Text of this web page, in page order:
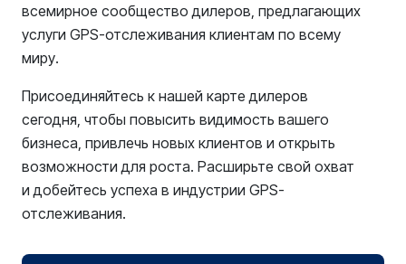
всемирное сообщество дилеров, предлагающих
услуги GPS-отслеживания клиентам по всему
миру.
Присоединяйтесь к нашей карте дилеров
сегодня, чтобы повысить видимость вашего
бизнеса, привлечь новых клиентов и открыть
возможности для роста. Расширьте свой охват
и добейтесь успеха в индустрии GPS-
отслеживания.